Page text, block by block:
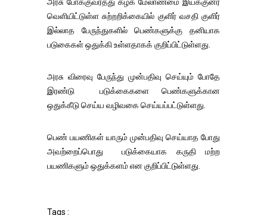
வெளியிட்டுள்ள சுற்றறிக்கையில் குளிர் வசதி குளிர்
இல்லாத பேருந்துகளில் பெண்களுக்கு தனியாக
படுகைகள் ஒதுக்கி உள்ளதாகக் குறிப்பிட்டுள்ளது.
அரசு விரைவு பேருந்து முன்பதிவு செய்யும் போதே
இரண்டு படுக்கைகளை பெண்களுக்கான
ஒதுக்கீடு செய்ய வழிவகை செய்யப்பட்டுள்ளது.
பெண் பயணிகள் யாரும் முன்பதிவு செய்யாத போது
அவற்றைப்பொது படுக்கையாக கருதி மற்ற
பயணிகளும் ஒதுக்களம் என குறிப்பிட்டுள்ளது.
Tags :